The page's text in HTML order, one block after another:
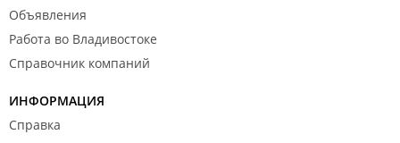
Объявления
Работа во Владивостоке
Справочник компаний
ИНФОРМАЦИЯ
Справка